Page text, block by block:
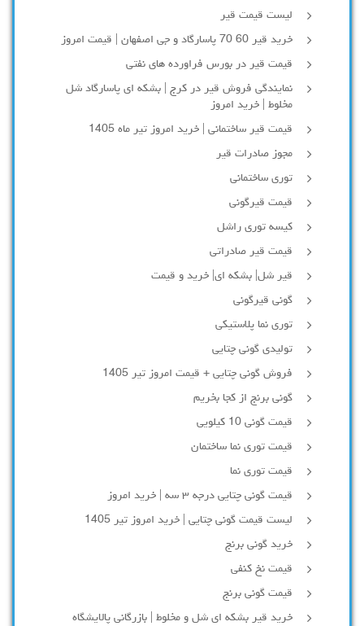
لیست قیمت قیر
خرید قیر 60 70 پاسارگاد و جی اصفهان | قیمت امروز
قیمت قیر در بورس فراورده های نفتی
نمایندگی فروش قیر در کرج | بشکه ای پاسارگاد شل
مخلوط | خرید امروز
قیمت قیر ساختمانی | خرید امروز تیر ماه 1405
مجوز صادرات قیر
توری ساختمانی
قیمت قیرگونی
کیسه توری راشل
قیمت قیر صادراتی
قیر شل| بشکه ای| خرید و قیمت
گونی قیرگونی
توری نما پلاستیکی
تولیدی گونی چتایی
فروش گونی چتایی + قیمت امروز تیر 1405
گونی برنج از کجا بخریم
قیمت گونی 10 کیلویی
قیمت توری نما ساختمان
قیمت توری نما
قیمت گونی چتایی درجه ۳ سه | خرید امروز
لیست قیمت گونی چتایی | خرید امروز تیر 1405
خرید گونی برنج
قیمت نخ کنفی
قیمت گونی برنج
خرید قیر بشکه ای شل و مخلوط | بازرگانی پالایشگاه